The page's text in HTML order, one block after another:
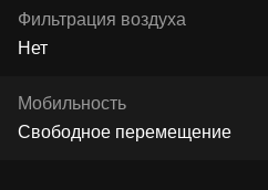
Фильтрация воздуха
Нет
Мобильность
Свободное перемещение